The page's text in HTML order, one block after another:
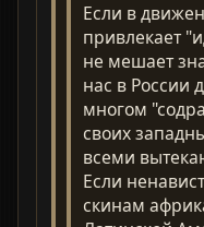
Если в
привлекает
не мешает
нас в России
многом
своих
всеми
Если
скинам